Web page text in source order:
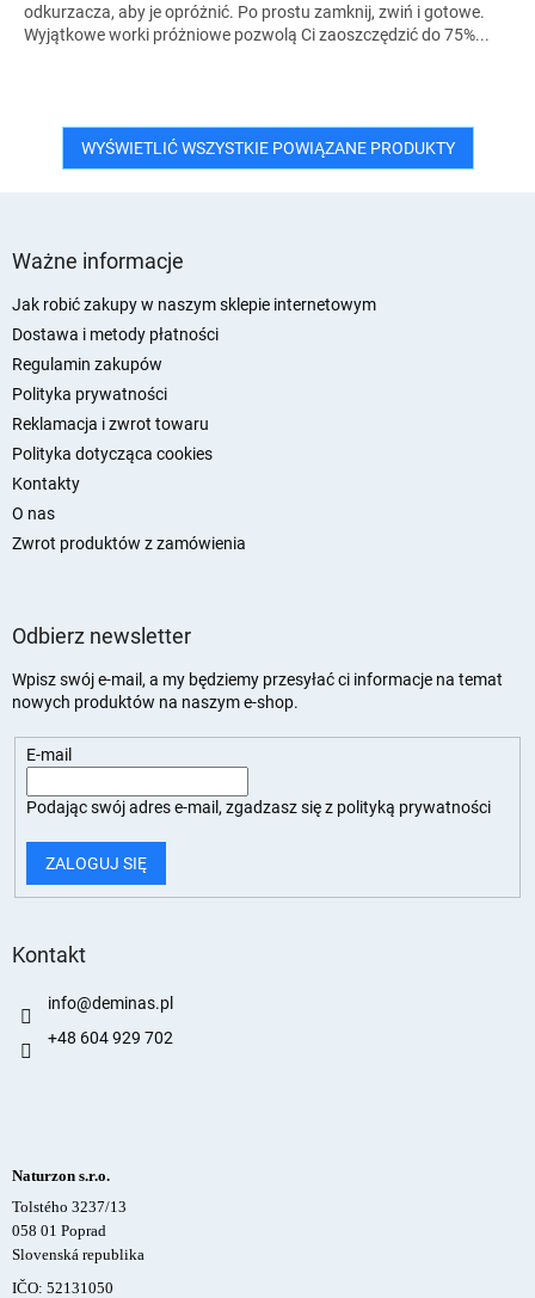
odkurzacza, aby je opróżnić. Po prostu zamknij, zwiń i gotowe.
Wyjątkowe worki próżniowe pozwolą Ci zaoszczędzić do 75%...
WYŚWIETLIĆ WSZYSTKIE POWIĄZANE PRODUKTY
Ważne informacje
Jak robić zakupy w naszym sklepie internetowym
Dostawa i metody płatności
Regulamin zakupów
Polityka prywatności
Reklamacja i zwrot towaru
Polityka dotycząca cookies
Kontakty
O nas
Zwrot produktów z zamówienia
Odbierz newsletter
Wpisz swój e-mail, a my będziemy przesyłać ci informacje na temat
nowych produktów na naszym e-shop.
E-mail
Podając swój adres e-mail, zgadzasz się z polityką prywatności
ZALOGUJ SIĘ
Kontakt
info@deminas.pl
+48 604 929 702
Naturzon s.r.o.
Tolstého 3237/13
058 01 Poprad
Slovenská republika
IČO: 52131050